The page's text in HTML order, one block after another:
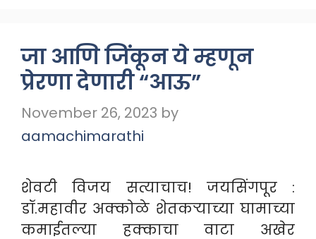
जा आणि जिंकून ये म्हणून
प्रेरणा देणारी “आऊ”
November 26, 2023 by
aamachimarathi
शेवटी विजय सत्याचाच! जयसिंगपूर :
डॉ.महावीर अक्कोळे शेतकऱ्याच्या घामाच्या
कमाईतल्या हक्काचा वाटा अखेर